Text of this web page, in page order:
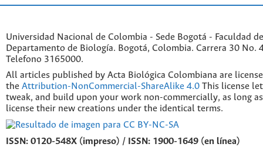
Universidad Nacional de Colombia - Sede Bogotá - Faculdad
Departamento de Biología. Bogotá, Colombia. Carrera 30 No.
Telefono 3165000.
All articles published by Acta Biológica Colombiana are
the Attribution-NonCommercial-ShareAlike 4.0 This license
tweak, and build upon your work non-commercially, as long
license their new creations under the identical terms.
ISSN: 0120-548X (impreso) / ISSN: 1900-1649 (en línea)